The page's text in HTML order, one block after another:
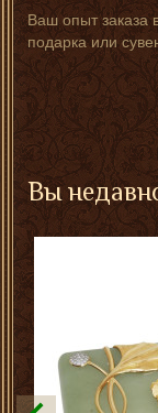
Ваш опыт заказа
подарка или
Вы